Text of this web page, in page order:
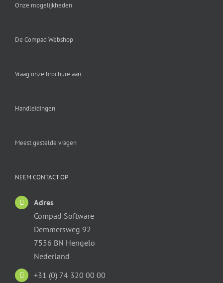
Onze mogelijkheden
De Compad Webshop
Vraag onze brochure aan
Handleidingen
Meest gestelde vragen
NEEM CONTACT OP
Adres
Compad Software
Demmersweg 92
7556 BN Hengelo
Nederland
+31 (0) 74 320 00 00